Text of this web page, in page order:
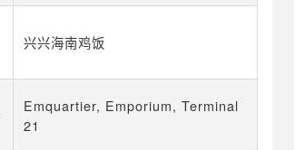
兴兴海南鸡饭
Emquartier, Emporium, Terminal
21